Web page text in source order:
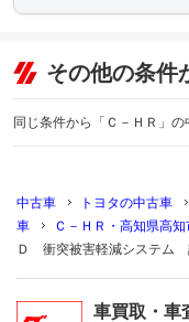
その他の条件
同じ条件から「Ｃ－ＨＲ」
中古車 トヨタの中古車
車
Ｃ－ＨＲ・高知県高
Ｄ 衝突被害軽減システム
車買取・